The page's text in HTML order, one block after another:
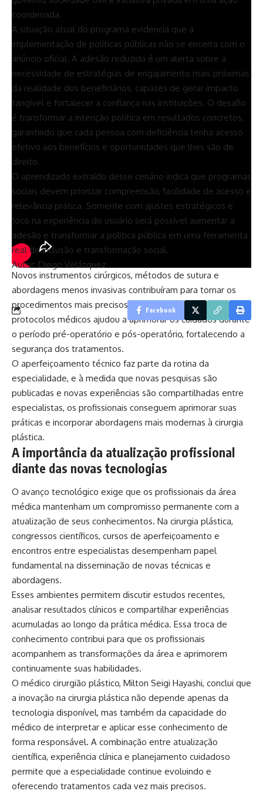
Novos instrumentos cirúrgicos, métodos de sutura e
abordagens menos invasivas contribuíram para tornar os
procedimentos mais precisos. Além disso, a evolução dos
protocolos médicos ajudou a aprimorar os cuidados durante
o período pré-operatório e pós-operatório, fortalecendo a
segurança dos tratamentos.
O aperfeiçoamento técnico faz parte da rotina da
especialidade, e à medida que novas pesquisas são
publicadas e novas experiências são compartilhadas entre
especialistas, os profissionais conseguem aprimorar suas
práticas e incorporar abordagens mais modernas à cirurgia
plástica.
A importância da atualização profissional
diante das novas tecnologias
O avanço tecnológico exige que os profissionais da área
médica mantenham um compromisso permanente com a
atualização de seus conhecimentos. Na cirurgia plástica,
congressos científicos, cursos de aperfeiçoamento e
encontros entre especialistas desempenham papel
fundamental na disseminação de novas técnicas e
abordagens.
Esses ambientes permitem discutir estudos recentes,
analisar resultados clínicos e compartilhar experiências
acumuladas ao longo da prática médica. Essa troca de
conhecimento contribui para que os profissionais
acompanhem as transformações da área e aprimorem
continuamente suas habilidades.
O médico cirurgião plástico, Milton Seigi Hayashi, conclui que
a inovação na cirurgia plástica não depende apenas da
tecnologia disponível, mas também da capacidade do
médico de interpretar e aplicar esse conhecimento de
forma responsável. A combinação entre atualização
científica, experiência clínica e planejamento cuidadoso
permite que a especialidade continue evoluindo e
oferecendo tratamentos cada vez mais precisos.
coordenada.
A situação atual do programa evidencia que a
implementação de políticas públicas não se encerra com o
anúncio oficial. A adesão reduzida é um alerta sobre a
necessidade de estratégias de engajamento mais próximas
da realidade dos beneficiários, capazes de gerar impacto
tangível e fortalecer a confiança nas instituições. O desafio
é transformar a intenção política em resultados concretos,
garantindo que cada pessoa com deficiência tenha acesso
efetivo aos benefícios e oportunidades que lhes são de
direito.
O aprendizado extraído desse cenário indica que programas
sociais devem priorizar compreensão, facilidade de acesso e
relevância prática. Somente com ajustes estratégicos e
foco na experiência do usuário será possível aumentar a
adesão e transformar a política pública em uma ferramenta
real de inclusão e transformação social.
Autor: Diego Velázquez
Facebook